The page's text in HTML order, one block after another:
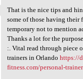
That is the nice tips
That is the nice tips and
some of those having their
temporary not to mention
Thanks a lot for the
:. Vital read through piece
trainers in Orlando https://
fitness.com/personal-